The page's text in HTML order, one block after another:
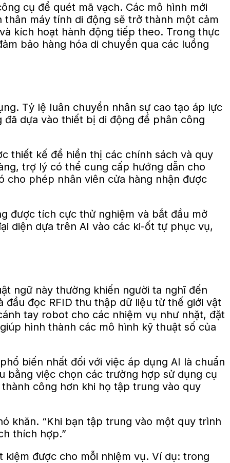
cụ để quét mã vạch. Các mô hình mới
máy tính di động sẽ trở thành một cảm
kích hoạt hành động tiếp theo. Trong thực
bảo hàng hóa di chuyển qua các luồng
Tỷ lệ luân chuyển nhân sự cao tạo áp lực
dựa vào thiết bị di động để phân công
thiết kế để hiển thị các chính sách và quy
trợ lý có thể cung cấp hướng dẫn cho
phép nhân viên cửa hàng nhận được
được tích cực thử nghiệm và bắt đầu mở
diện dựa trên AI vào các ki-ốt tự phục vụ,
ngữ này thường khiến người ta nghĩ đến
đọc RFID thu thập dữ liệu từ thế giới vật
tay robot cho các nhiệm vụ như nhặt, đặt
hình thành các mô hình kỹ thuật số của
biến nhất đối với việc áp dụng AI là chuẩn
bằng việc chọn các trường hợp sử dụng cụ
công hơn khi họ tập trung vào quy
khăn. “Khi bạn tập trung vào một quy trình
thích hợp.”
được cho mỗi nhiệm vụ. Ví dụ: trong